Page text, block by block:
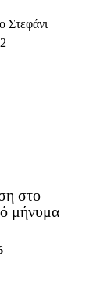
στο
μήνυμα